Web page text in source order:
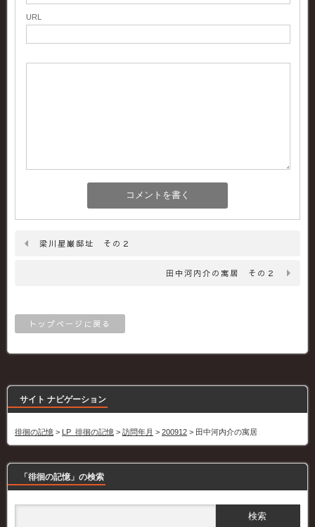
URL
梁川星巌邸址 その２
田中河内介の寓居 その２
トップページに戻る
サイト ナビゲーション
徘徊の記憶 > LP_徘徊の記憶 > 訪問年月 > 200912 > 田中河内介の寓居
「徘徊の記憶」の検索